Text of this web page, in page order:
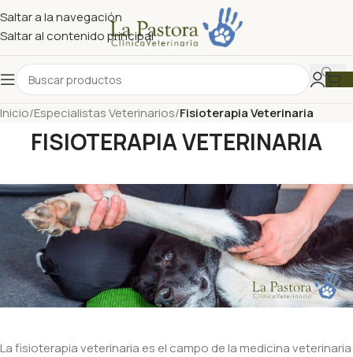
Saltar a la navegación
Saltar al contenido principal
Inicio/Especialistas Veterinarios/Fisioterapia Veterinaria
FISIOTERAPIA VETERINARIA
La fisioterapia veterinaria es el campo de la medicina veterinaria